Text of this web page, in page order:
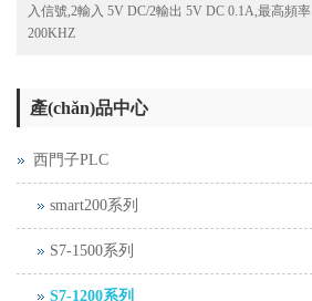
入信號,2輸入 5V DC/2輸出 5V DC 0.1A,最高頻率
200KHZ
產(chǎn)品中心
西門子PLC
smart200系列
S7-1500系列
S7-1200系列